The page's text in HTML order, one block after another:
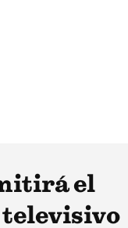
el
televisivo